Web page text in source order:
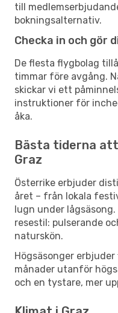
till
bokningsalternativ.
Checka in och gör
De flesta flygbolag
timmar före avgång.
skickar vi ett
instruktioner för
åka.
Bästa tiderna
Graz
Österrike erbjuder
året – från lokala
lugn under
resestil: pulserande
naturskön.
Högsäsonger
månader utanför
och en tystare, mer